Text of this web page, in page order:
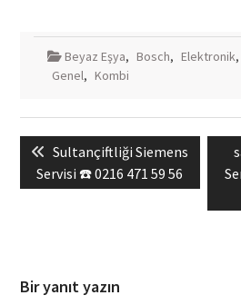
Beyaz Eşya, Bosch, Elektronik,
Genel, Kombi
gezinmesi
Previous
post:
Sultançiftliği Siemens
Servisi ☎️ 0216 471 59 56
Bir yanıt yazın